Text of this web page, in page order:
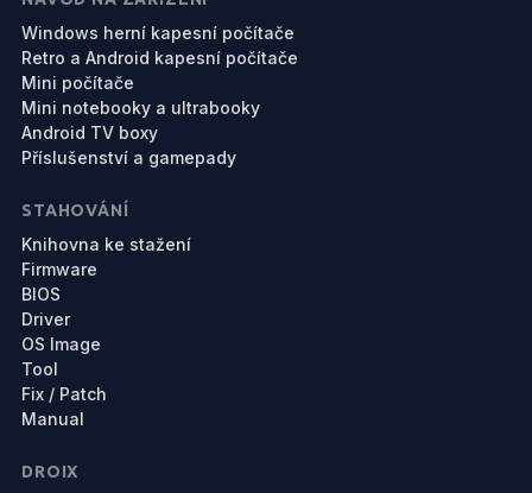
Windows herní kapesní počítače
Retro a Android kapesní počítače
Mini počítače
Mini notebooky a ultrabooky
Android TV boxy
Příslušenství a gamepady
STAHOVÁNÍ
Knihovna ke stažení
Firmware
BIOS
Driver
OS Image
Tool
Fix / Patch
Manual
DROIX